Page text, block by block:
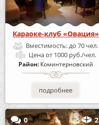
Караоке-клуб «Овация»
Вместимость:до 70 чел.
Ценаот 1000 руб./чел.
Район: Коминтерновский
подробнее
0 2